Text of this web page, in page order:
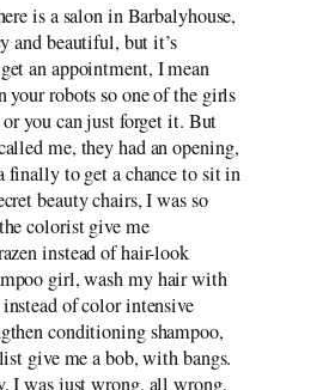
is a salon in Barbalyhouse,
and beautiful, but it’s
an appointment, I mean
your robots so one of the girls
you can just forget it. But
me, they had an opening,
finally to get a chance to sit in
beauty chairs, I was so
colorist give me
instead of hair-look
girl, wash my hair with
of color intensive
conditioning shampoo,
give me a bob, with bangs.
I was just wrong, all wrong,